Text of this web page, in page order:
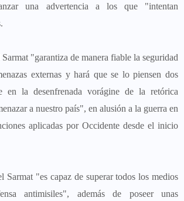
una advertencia a los que "intentan
"garantiza de manera fiable la seguridad
externas y hará que se lo piensen dos
en la desenfrenada vorágine de la retórica
a nuestro país", en alusión a la guerra en
aplicadas por Occidente desde el inicio
Sarmat "es capaz de superar todos los medios
antimisiles", además de poseer unas